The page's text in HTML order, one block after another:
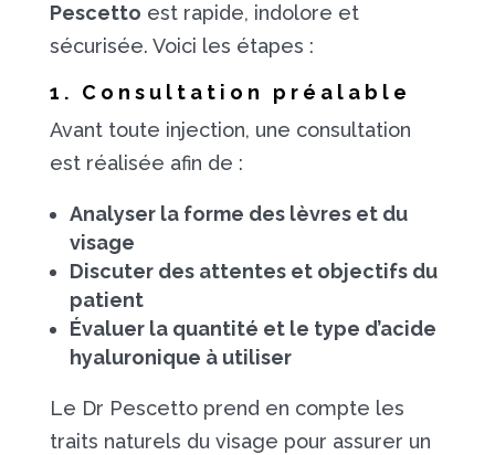
Pescetto est rapide, indolore et
sécurisée. Voici les étapes :
1. Consultation préalable
Avant toute injection, une consultation
est réalisée afin de :
Analyser la forme des lèvres et du
visage
Discuter des attentes et objectifs du
patient
Évaluer la quantité et le type d’acide
hyaluronique à utiliser
Le Dr Pescetto prend en compte les
traits naturels du visage pour assurer un